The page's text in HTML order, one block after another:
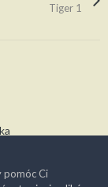
Tiger 1
pomóc Ci